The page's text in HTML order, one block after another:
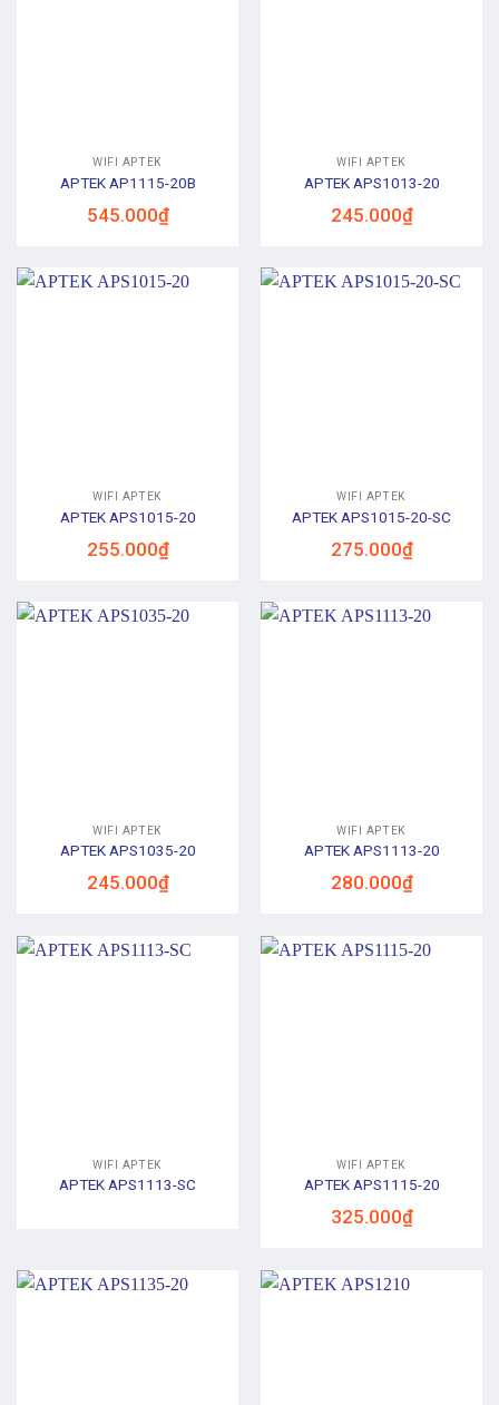
WIFI APTEK
APTEK AP1115-20B
545.000₫
WIFI APTEK
APTEK APS1013-20
245.000₫
WIFI APTEK
APTEK APS1015-20
255.000₫
WIFI APTEK
APTEK APS1015-20-SC
275.000₫
WIFI APTEK
APTEK APS1035-20
245.000₫
WIFI APTEK
APTEK APS1113-20
280.000₫
WIFI APTEK
APTEK APS1113-SC
WIFI APTEK
APTEK APS1115-20
325.000₫